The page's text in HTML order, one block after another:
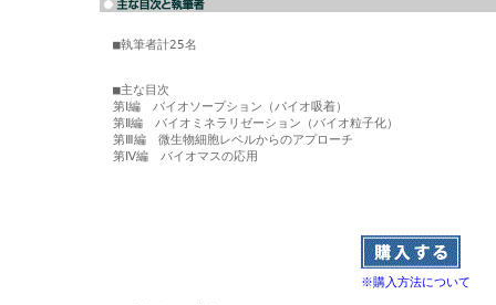
■執筆者計25名
■主な目次
第Ⅰ編　バイオソープション（バイオ吸着）
第Ⅱ編　バイオミネラリゼーション（バイオ粒子化）
第Ⅲ編　微生物細胞レベルからのアプローチ
第Ⅳ編　バイオマスの応用
※購入方法について